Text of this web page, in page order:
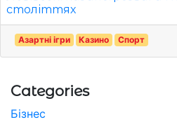
століттях
Азартні ігри Казино Спорт
Categories
Бізнес